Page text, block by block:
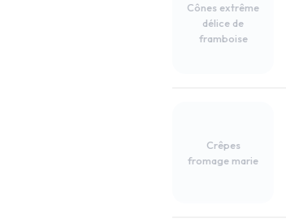
Cônes extrême
délice de
framboise
Crêpes
fromage marie